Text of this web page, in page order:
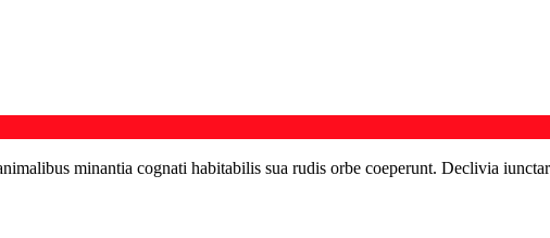
minantia cognati habitabilis sua rudis orbe coeperunt. Declivia